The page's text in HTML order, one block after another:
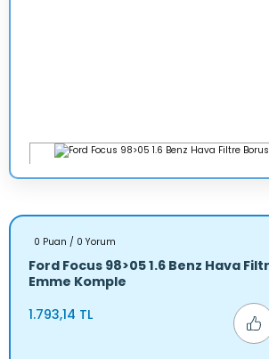
0 Puan / 0 Yorum
Ford Focus 98>05 1.6 Benz Hava
Emme Komple
1.793,14 TL